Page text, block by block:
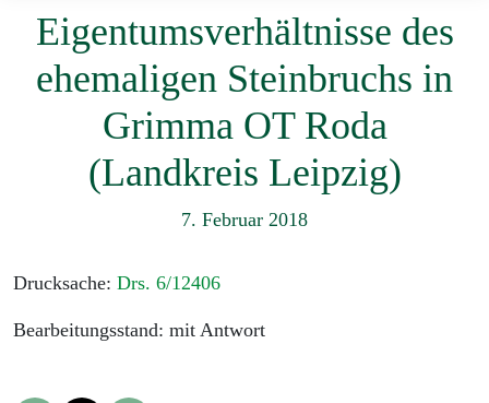
Eigentumsverhältnisse des
ehemaligen Steinbruchs in
Grimma OT Roda
(Landkreis Leipzig)
7. Februar 2018
Drucksache: Drs. 6/12406
Bearbeitungsstand: mit Antwort